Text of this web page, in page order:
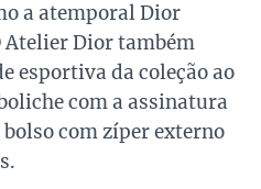
a atemporal Dior
Atelier Dior também
esportiva da coleção ao
com a assinatura
com zíper externo